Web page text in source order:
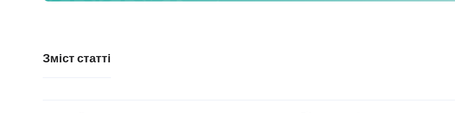
Зміст статті